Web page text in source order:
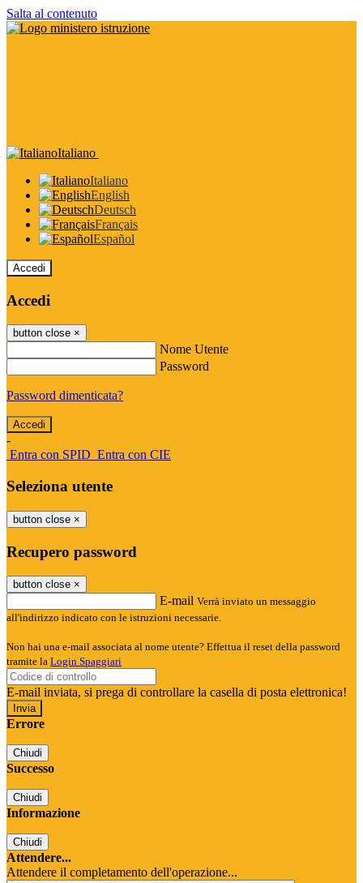
Salta al contenuto
Italiano
Italiano
English
Deutsch
Français
Español
Accedi
Accedi
button close ×
Nome Utente
Password
Password dimenticata?
-
Entra con SPID Entra con CIE
Seleziona utente
button close ×
Recupero password
button close ×
E-mail Verrà inviato un messaggio
all'indirizzo indicato con le istruzioni necessarie.
Non hai una e-mail associata al nome utente? Effettua il reset della password
tramite la Login Spaggiari
E-mail inviata, si prega di controllare la casella di posta elettronica!
Errore
Chiudi
Successo
Chiudi
Informazione
Chiudi
Attendere...
Attendere il completamento dell'operazione...